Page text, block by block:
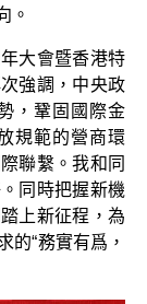
。
大會暨香港特
強調，中央政
，鞏固國際金
規範的營商環
聯繫。我和同
同時把握新機
上新征程，為
的“務實有爲，